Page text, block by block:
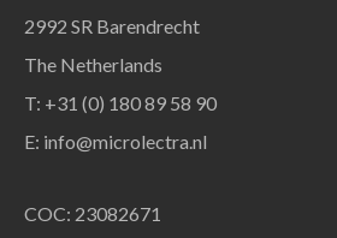
2992 SR Barendrecht
The Netherlands
T: +31 (0) 180 89 58 90
E: info@microlectra.nl
COC: 23082671